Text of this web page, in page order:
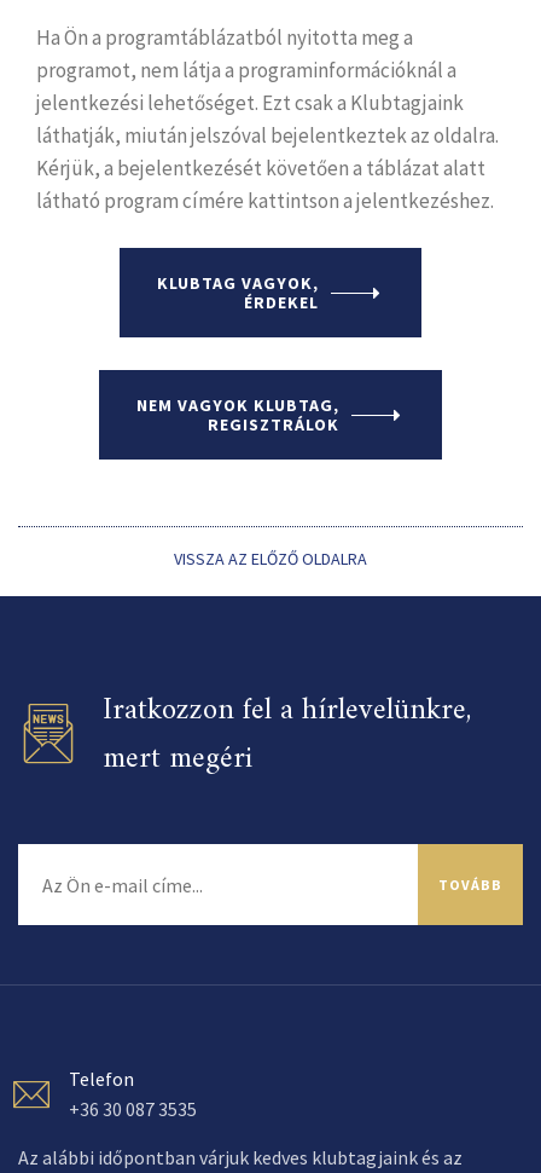
Ha Ön a programtáblázatból nyitotta meg a
programot, nem látja a programinformációknál a
jelentkezési lehetőséget. Ezt csak a Klubtagjaink
láthatják, miután jelszóval bejelentkeztek az oldalra.
Kérjük, a bejelentkezését követően a táblázat alatt
látható program címére kattintson a jelentkezéshez.
KLUBTAG VAGYOK,
ÉRDEKEL
NEM VAGYOK KLUBTAG,
REGISZTRÁLOK
VISSZA AZ ELŐZŐ OLDALRA
Iratkozzon fel a hírlevelünkre,
mert megéri
TOVÁBB
Telefon
+36 30 087 3535
Az alábbi időpontban várjuk kedves klubtagjaink és az